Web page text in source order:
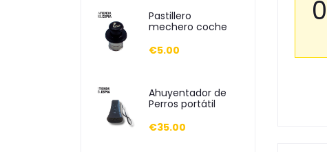
Pastillero
mechero coche
€5.00
Ahuyentador de
Perros portátil
€35.00
0